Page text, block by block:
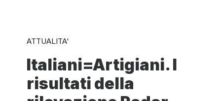
ATTUALITA'
Italiani=Artigiani. I
risultati della